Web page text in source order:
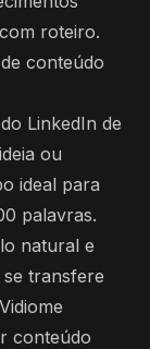
roteiro.
conteúdo
LinkedIn de
ou
ideal para
palavras.
natural e
transfere
conteúdo